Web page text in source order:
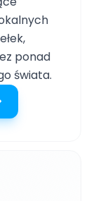
ponad
świata.